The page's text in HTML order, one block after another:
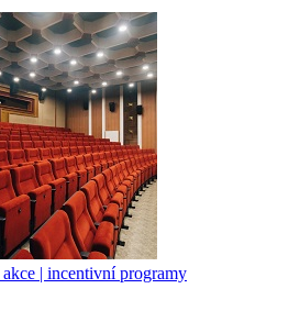
| incentivní programy